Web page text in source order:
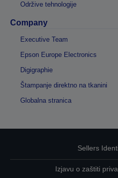
Održive tehnologije
Company
Executive Team
Epson Europe Electronics
Digigraphie
Štampanje direktno na tkanini
Globalna stranica
Sellers
Izjavu o zaštiti